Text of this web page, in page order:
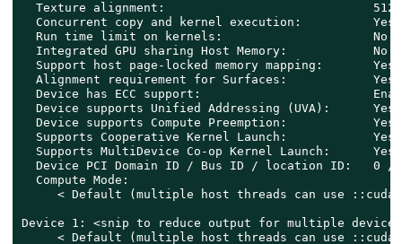
Texture alignment:                             512
Concurrent copy and kernel execution:          Yes
  Run time limit on kernels:                     No
  Integrated GPU sharing Host Memory:            No
  Support host page-locked memory mapping:       Yes
  Alignment requirement for Surfaces:            Yes
Device has ECC support:
  Device supports Unified Addressing (UVA):      Yes
  Device supports Compute Preemption:            Yes
  Supports Cooperative Kernel Launch:            Yes
  Supports MultiDevice Co-op Kernel Launch:      Yes
Device PCI Domain ID / Bus ID / location ID:   0 /
  Compute Mode:
< Default (multiple host threads can use
Device 1: <snip to reduce output for multiple